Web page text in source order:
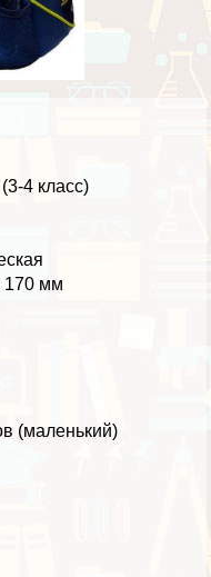
4 класс)
170 мм
(маленький)